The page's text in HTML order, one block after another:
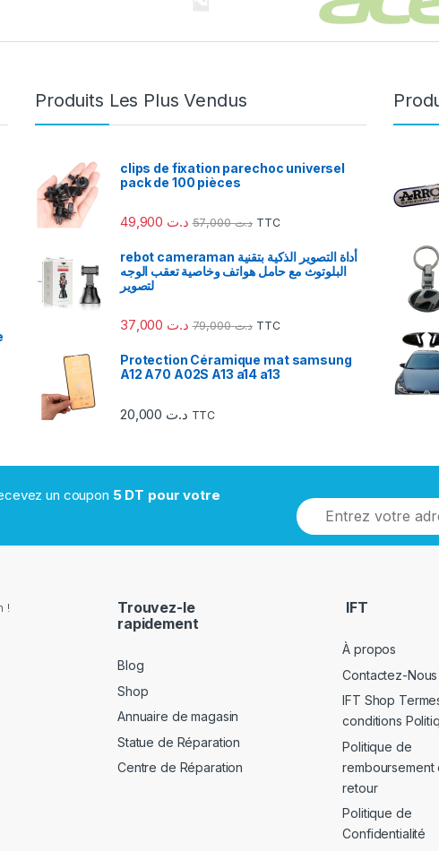
Produits Les Plus Vendus
clips de fixation parechoc universel
pack de 100 pièces
د.ت د.ت57,000 TTC
rebot cameraman أداة التصوير الذكية بتقنية
البلوتوث مع حامل هواتف وخاصية تعقب الوجه
لتصوير
د.ت د.ت79,000 TTC
Protection Céramique mat samsung
A12 A70 A02S A13 a14 a13
د.ت TTC
un coupon 5 DT pour votre
!
Trouvez-le
rapidement
Blog
Shop
Annuaire de magasin
Statue de Réparation
Centre de Réparation
IFT
À propos
Contactez-Nous
IFT Shop
conditions
Politique de
remboursement
retour
Politique de
Confidentialité